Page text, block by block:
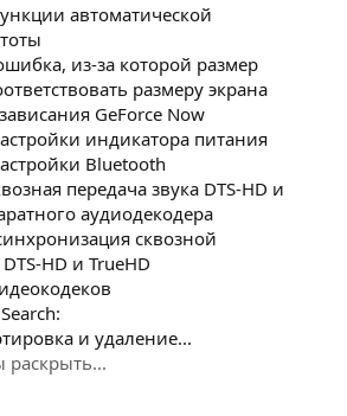
автоматической
из-за которой размер
размеру экрана
GeForce Now
индикатора питания
Bluetooth
передача звука DTS-HD и
аудиодекодера
сквозной
HD и TrueHD
и удаление...
раскрыть...